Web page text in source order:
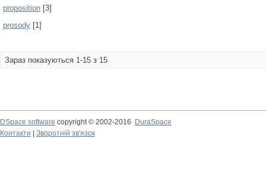
proposition [3]
prosody [1]
Зараз показуються 1-15 з 15
DSpace software copyright © 2002-2016
DuraSpace
Контакти
Зворотній зв'язок